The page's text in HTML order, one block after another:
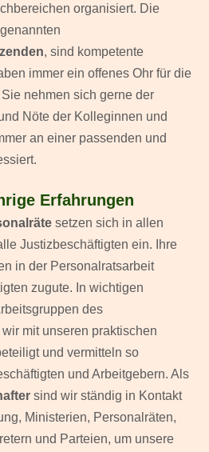
organisiert. Die
, sind kompetente
immer ein offenes Ohr für die
nehmen sich gerne der
Nöte der Kolleginnen und
an einer passenden und
Erfahrungen
setzen sich in allen
Justizbeschäftigten ein. Ihre
in der Personalratsarbeit
zugute. In wichtigen
des
mit unseren praktischen
und vermitteln so
und Arbeitgebern. Als
sind wir ständig in Kontakt
Ministerien, Personalräten,
und Parteien, um unsere